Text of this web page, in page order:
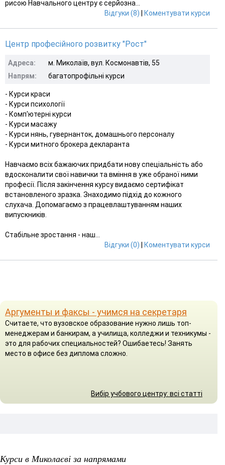
рисою Навчального центру є серйозна...
Відгуки (8)
Коментувати курси
Центр професійного розвитку "Рост"
Адреса:
м. Миколаїв, вул. Космонавтів, 55
Напрям:
багатопрофільні курси
- Курси краси
- Курси психології
- Комп'ютерні курси
- Курси масажу
- Курси нянь, гувернанток, домашнього персоналу
- Курси митного брокера декларанта
Навчаємо всіх бажаючих придбати нову спеціальність або
вдосконалити свої навички та вміння в уже обраної ними
професії. Після закінчення курсу видаємо сертифікат
встановленого зразка. Знаходимо підхід до кожного
слухача. Допомагаємо з працевлаштуванням наших
випускників.
Стабільне зростання - наш...
Відгуки (0)
Коментувати курси
Аргументы и факсы - учимся на секретаря
Считаете, что вузовское образование нужно лишь топ-
менеджерам и банкирам, а училища, колледжи и техникумы -
это для рабочих специальностей? Ошибаетесь! Занять
место в офисе без диплома сложно.
Вибір учбового центру: всі статті
Курси в Миколаєві за напрямами